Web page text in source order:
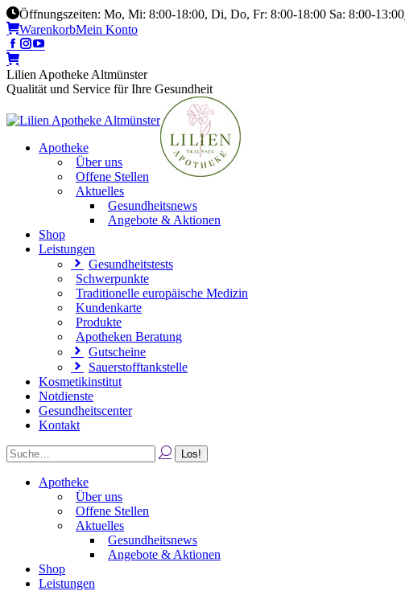
Öffnungszeiten: Mo, Mi: 8:00-18:00, Di, Do, Fr: 8:00-18:00 Sa: 8:00-13:00
WarenkorbMein Konto
Lilien Apotheke Altmünster
Qualität und Service für Ihre Gesundheit
Apotheke
Über uns
Offene Stellen
Aktuelles
Gesundheitsnews
Angebote & Aktionen
Shop
Leistungen
Gesundheitstests
Schwerpunkte
Traditionelle europäische Medizin
Kundenkarte
Produkte
Apotheken Beratung
Gutscheine
Sauerstofftankstelle
Kosmetikinstitut
Notdienste
Gesundheitscenter
Kontakt
Apotheke
Über uns
Offene Stellen
Aktuelles
Gesundheitsnews
Angebote & Aktionen
Shop
Leistungen